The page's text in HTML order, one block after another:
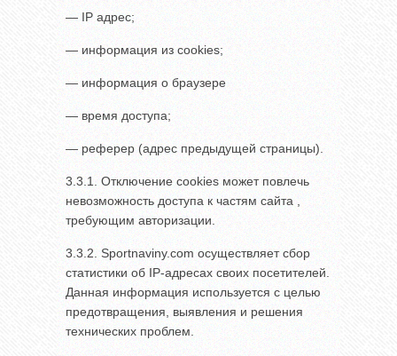
— IP адрес;
— информация из cookies;
— информация о браузере
— время доступа;
— реферер (адрес предыдущей страницы).
3.3.1. Отключение cookies может повлечь
невозможность доступа к частям сайта ,
требующим авторизации.
3.3.2. Sportnaviny.com осуществляет сбор
статистики об IP-адресах своих посетителей.
Данная информация используется с целью
предотвращения, выявления и решения
технических проблем.